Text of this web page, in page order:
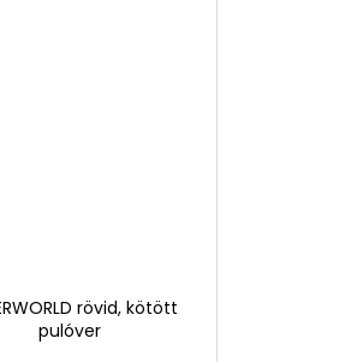
rövid, kötött
pulóver